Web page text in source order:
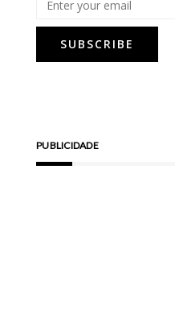
PUBLICIDADE